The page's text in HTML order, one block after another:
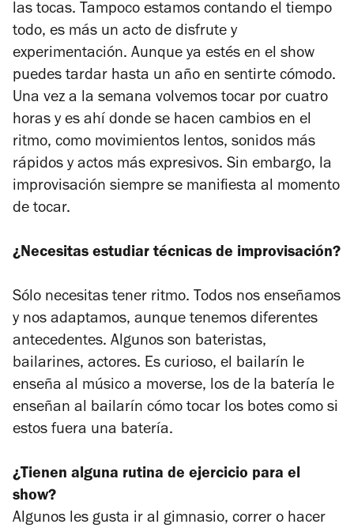
las tocas. Tampoco estamos contando el tiempo
todo, es más un acto de disfrute y
experimentación. Aunque ya estés en el show
puedes tardar hasta un año en sentirte cómodo.
Una vez a la semana volvemos tocar por cuatro
horas y es ahí donde se hacen cambios en el
ritmo, como movimientos lentos, sonidos más
rápidos y actos más expresivos. Sin embargo, la
improvisación siempre se manifiesta al momento
de tocar.
¿Necesitas estudiar técnicas de improvisación?
Sólo necesitas tener ritmo. Todos nos enseñamos
y nos adaptamos, aunque tenemos diferentes
antecedentes. Algunos son bateristas,
bailarines, actores. Es curioso, el bailarín le
enseña al músico a moverse, los de la batería le
enseñan al bailarín cómo tocar los botes como si
estos fuera una batería.
¿Tienen alguna rutina de ejercicio para el
show?
Algunos les gusta ir al gimnasio, correr o hacer